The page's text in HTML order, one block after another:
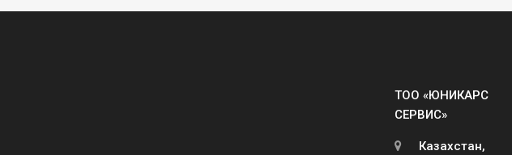
ТОО «ЮНИКАРС
СЕРВИС»
Казахстан,